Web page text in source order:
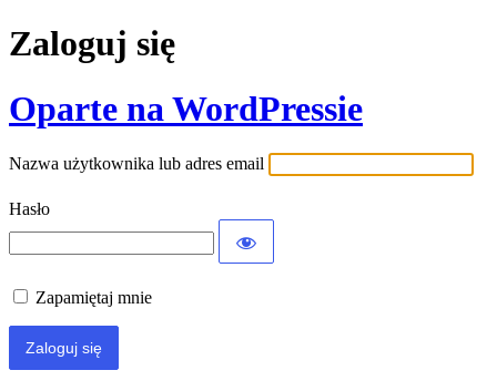
Zaloguj się
Oparte na WordPressie
Nazwa użytkownika lub adres email
Hasło
Zapamiętaj mnie